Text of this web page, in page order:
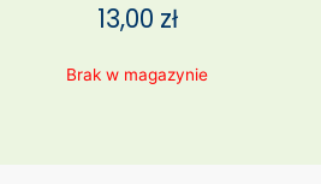
13,00 zł
Brak w magazynie